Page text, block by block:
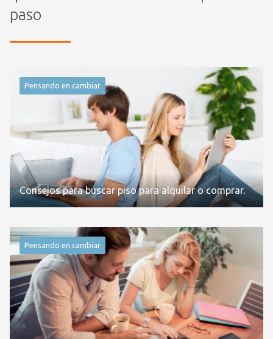
paso
Pensando en cambiar
Consejos para buscar piso para alquilar o comprar.
Pensando en cambiar